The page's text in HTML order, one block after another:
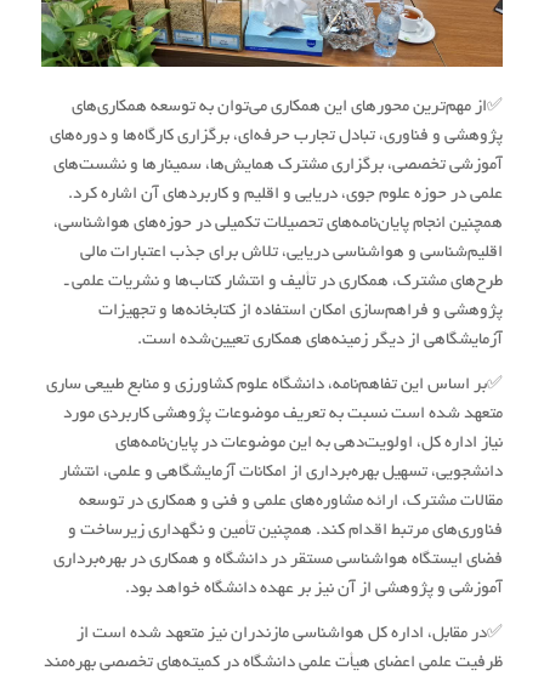
✅از مهم‌ترین محورهای این همکاری می‌توان به توسعه همکاری‌های
پژوهشی و فناوری، تبادل تجارب حرفه‌ای، برگزاری کارگاه‌ها و دوره‌های
آموزشی تخصصی، برگزاری مشترک همایش‌ها، سمینارها و نشست‌های
علمی در حوزه علوم جوی، دریایی و اقلیم و کاربردهای آن اشاره کرد.
همچنین انجام پایان‌نامه‌های تحصیلات تکمیلی در حوزه‌های هواشناسی،
اقلیم‌شناسی و هواشناسی دریایی، تلاش برای جذب اعتبارات مالی
طرح‌های مشترک، همکاری در تألیف و انتشار کتاب‌ها و نشریات علمی ـ
پژوهشی و فراهم‌سازی امکان استفاده از کتابخانه‌ها و تجهیزات
آزمایشگاهی از دیگر زمینه‌های همکاری تعیین‌شده است.
✅بر اساس این تفاهم‌نامه، دانشگاه علوم کشاورزی و منابع طبیعی ساری
متعهد شده است نسبت به تعریف موضوعات پژوهشی کاربردی مورد
نیاز اداره کل، اولویت‌دهی به این موضوعات در پایان‌نامه‌های
دانشجویی، تسهیل بهره‌برداری از امکانات آزمایشگاهی و علمی، انتشار
مقالات مشترک، ارائه مشاوره‌های علمی و فنی و همکاری در توسعه
فناوری‌های مرتبط اقدام کند. همچنین تأمین و نگهداری زیرساخت و
فضای ایستگاه هواشناسی مستقر در دانشگاه و همکاری در بهره‌برداری
آموزشی و پژوهشی از آن نیز بر عهده دانشگاه خواهد بود.
✅در مقابل، اداره کل هواشناسی مازندران نیز متعهد شده است از
ظرفیت علمی اعضای هیأت علمی دانشگاه در کمیته‌های تخصصی بهره‌مند